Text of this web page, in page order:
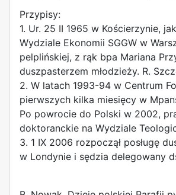
Przypisy:
1. Ur. 25 II 1965 w Kościerzynie,
Wydziale Ekonomii SGGW w
pelplińskiej, z rąk bpa Mariana
duszpasterzem młodzieży. R.
2. W latach 1993-94 w Centrum
pierwszych kilka miesięcy w
Po powrocie do Polski w 2002,
doktoranckie na Wydziale
3. 1 IX 2006 rozpoczął posługę
w Londynie i sędzia delegowany